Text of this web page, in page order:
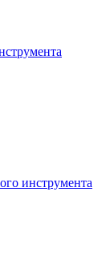
инструмента